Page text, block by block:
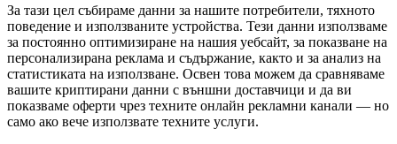
За тази цел събираме данни за нашите потребители, тяхното
поведение и използваните устройства. Тези данни използваме
за постоянно оптимизиране на нашия уебсайт, за показване на
персонализирана реклама и съдържание, както и за анализ на
статистиката на използване. Освен това можем да сравняваме
вашите криптирани данни с външни доставчици и да ви
показваме оферти чрез техните онлайн рекламни канали — но
само ако вече използвате техните услуги.